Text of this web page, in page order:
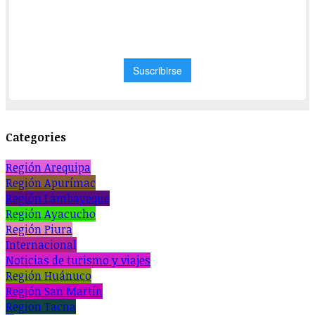
Categories
Región Arequipa
Región Apurímac
Región Lambayeque
Región Ayacucho
Región Piura
Internacional
Noticias de turismo y viajes
Región Huánuco
Región San Martín
Region Tacna